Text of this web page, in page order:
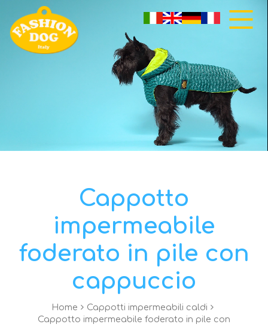
Cappotto
impermeabile
foderato in pile con
cappuccio
Home
Cappotti impermeabili caldi
Cappotto impermeabile foderato in pile con